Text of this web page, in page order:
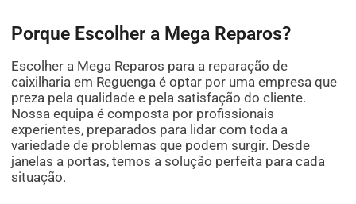
Porque Escolher a Mega Reparos?
Escolher a Mega Reparos para a reparação de
caixilharia em Reguenga é optar por uma empresa que
preza pela qualidade e pela satisfação do cliente.
Nossa equipa é composta por profissionais
experientes, preparados para lidar com toda a
variedade de problemas que podem surgir. Desde
janelas a portas, temos a solução perfeita para cada
situação.